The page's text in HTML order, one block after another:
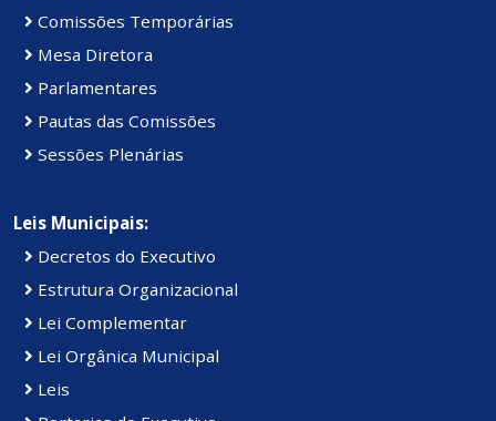
Comissões Temporárias
Mesa Diretora
Parlamentares
Pautas das Comissões
Sessões Plenárias
Leis Municipais:
Decretos do Executivo
Estrutura Organizacional
Lei Complementar
Lei Orgânica Municipal
Leis